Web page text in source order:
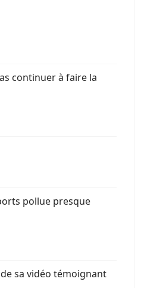
continuer à faire la
pollue presque
sa vidéo témoignant